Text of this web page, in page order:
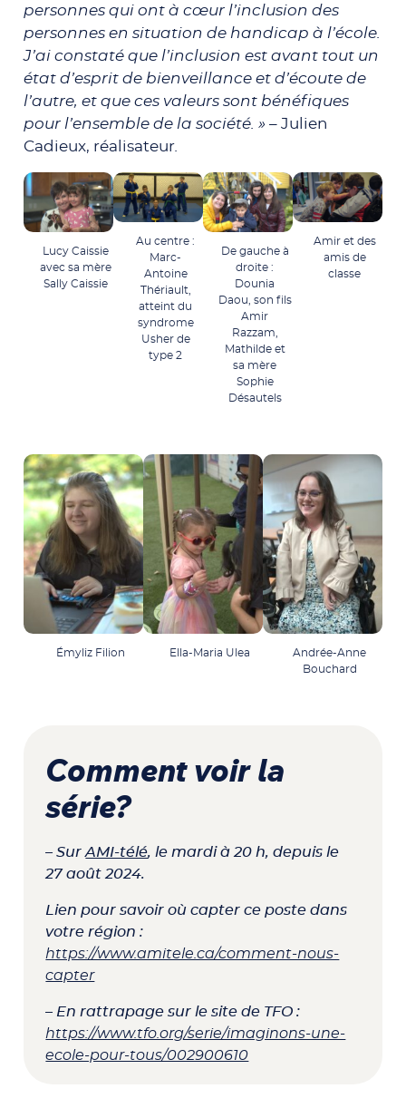
personnes qui ont à cœur l’inclusion des
personnes en situation de handicap à l’école.
J’ai constaté que l’inclusion est avant tout un
état d’esprit de bienveillance et d’écoute de
l’autre, et que ces valeurs sont bénéfiques
pour l’ensemble de la société. » –Julien
Cadieux, réalisateur
Lucy Caissie
avec sa mère
Sally Caissie
Au centre :
Marc-
Antoine
Thériault,
atteint du
syndrome
Usher de
type 2
De gauche à
droite :
Dounia
Daou, son fils
Amir
Razzam,
Mathilde et
sa mère
Sophie
Désautels
Amir et des
amis de
classe
Émyliz Filion Ella-Maria Ulea
Andrée-Anne
Bouchard
Comment voir la
série?
– SurAMI-télé, le mardi à 20 h, depuis le
27 août 2024.
Lien pour savoir où capter ce poste dans
votre région :
https://www.amitele.ca/comment-nous-
capter
– En rattrapage sur le site de TFO:
https://www.tfo.org/serie/imaginons-une-
ecole-pour-tous/002900610